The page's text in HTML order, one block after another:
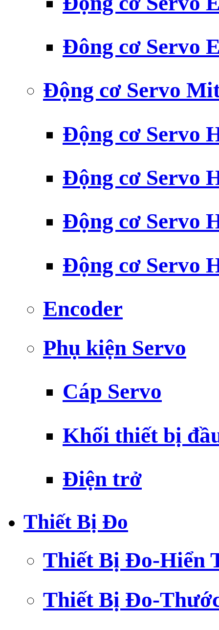
Đông cơ Servo
Động cơ Servo
Động cơ Servo
Động cơ Servo
Động cơ Servo
Động cơ Servo
Encoder
Phụ kiện Servo
Cáp Servo
Khối thiết bị
Điện trở
Thiết Bị Đo
Thiết Bị Đo-Hiển
Thiết Bị Đo-